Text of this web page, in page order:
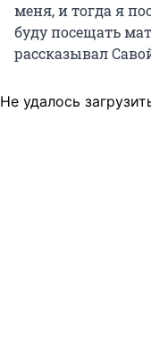
меня, и тогда я
буду посещать
рассказывал
Не удалось